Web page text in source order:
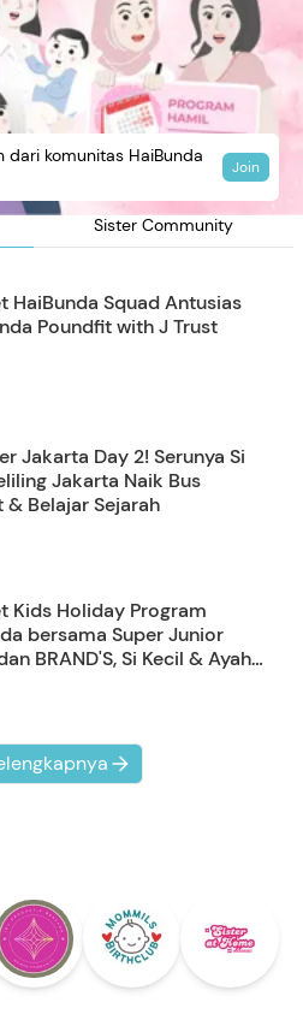
Sister Community
dari komunitas HaiBunda
Join
HaiBunda Squad Antusias
Poundfit with J Trust
Jakarta Day 2! Serunya Si
Jakarta Naik Bus
& Belajar Sejarah
Kids Holiday Program
bersama Super Junior
BRAND'S, Si Kecil & Ayah